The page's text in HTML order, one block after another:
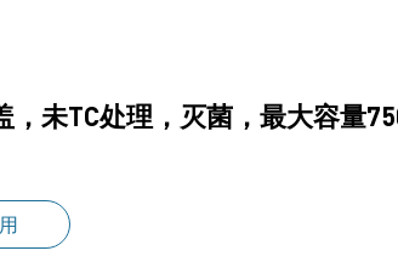
，未TC处理，灭菌，最大容量